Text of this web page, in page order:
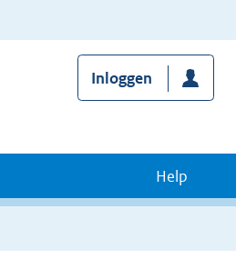
Inloggen
Help